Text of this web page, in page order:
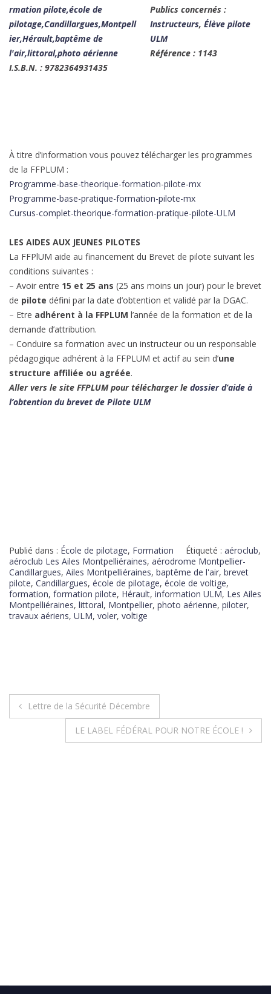
Publics concernés :
Instructeurs, Élève pilote
ULM
Référence : 1143
I.S.B.N. : 9782364931435
À titre d’information vous pouvez télécharger les programmes
de la FFPLUM :
Programme-base-theorique-formation-pilote-mx
Programme-base-pratique-formation-pilote-mx
Cursus-complet-theorique-formation-pratique-pilote-ULM
LES AIDES AUX JEUNES PILOTES
La FFPlUM aide au financement du Brevet de pilote suivant les
conditions suivantes :
– Avoir entre 15 et 25 ans (25 ans moins un jour) pour le brevet
de pilote défini par la date d’obtention et validé par la DGAC.
– Etre adhérent à la FFPLUM l’année de la formation et de la
demande d’attribution.
– Conduire sa formation avec un instructeur ou un responsable
pédagogique adhérent à la FFPLUM et actif au sein d’une
structure affiliée ou agréée.
Aller vers le site FFPLUM pour télécharger le dossier d’aide à
l’obtention du brevet de Pilote ULM
Publié dans : École de pilotage, Formation Étiqueté : aéroclub,
aéroclub Les Ailes Montpelliéraines, aérodrome Montpellier-
Candillargues, Ailes Montpelliéraines, baptême de l'air, brevet
pilote, Candillargues, école de pilotage, école de voltige,
formation, formation pilote, Hérault, information ULM, Les Ailes
Montpelliéraines, littoral, Montpellier, photo aérienne, piloter,
travaux aériens, ULM, voler, voltige
Lettre de la Sécurité Décembre
LE LABEL FÉDÉRAL POUR NOTRE ÉCOLE !